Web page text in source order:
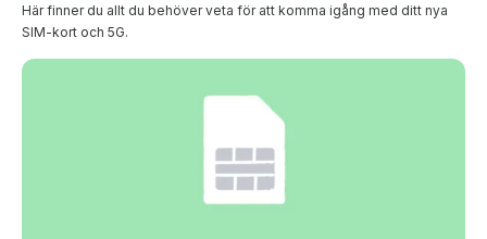
Här finner du allt du behöver veta för att komma igång med ditt nya
SIM-kort och 5G.